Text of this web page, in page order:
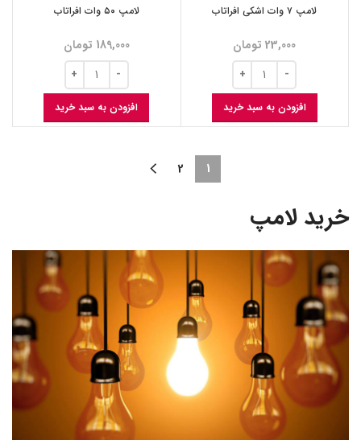
لامپ ۷ وات اشکی افراتاب
23,000 تومان
افزودن به سبد خرید
لامپ ۵۰ وات افراتاب
189,000 تومان
افزودن به سبد خرید
1
2
خرید لامپ